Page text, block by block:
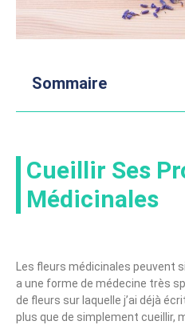
Sommaire
Cueillir Ses
Médicinales
Les fleurs médicinales peuvent
a une forme de médecine très
de fleurs sur laquelle j’ai déjà
plus que de simplement cueillir,